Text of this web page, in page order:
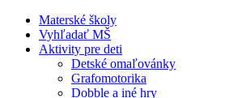
Materské školy
Vyhľadať MŠ
Aktivity pre deti
Detské omaľovánky
Grafomotorika
Dobble a iné hry